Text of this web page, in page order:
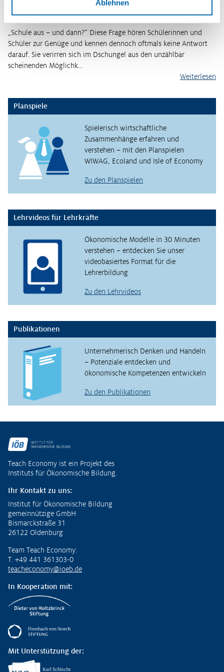
Ablehnen
„Schule aus – und dann?“ Diese Frage hören Schülerinnen und
Schüler zur Genüge und kennen dennoch oftmals keine Antwort
darauf. Sie verirren sich im Dschungel aus den unzählbar
scheinenden Möglichk…
Weiterlesen
Planspiele
Spielerisch wirtschaftliche
Zusammenhänge erfahren und
verstehen – mit den Planspielen
WIWAG, Ecoland und Isle of Economy
Zu den Planspielen
Lehrvideos für Lehrkräfte
Ökonomische Modelle in 30 Minuten
verstehen – entdecken Sie unser
videobasiertes Format für die
Lehrerbildung
Zu den Lehrvideos
Publikationen
Unternehmerisch Denken und Handeln
– Potenziale entdecken und
ökonomische Kompetenzen entwickeln
Zu den Publikationen
Teach Economy ist ein Projekt des
Instituts für Ökonomische Bildung.
Ihr Kontakt zu uns:
Institut für Ökonomische Bildung
gemeinnützige GmbH
Bismarckstraße 31
26122 Oldenburg
Team Teach Economy:
T. +49 441 361303-0
teacheconomy@ioeb.de
In Kooperation mit:
Mit Unterstützung der: